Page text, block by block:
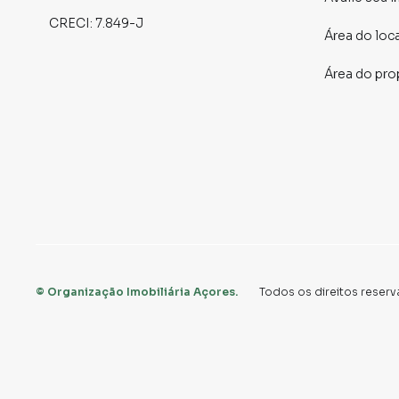
metros de:
* Padarias, restaurantes, mercados e
* **A apenas 450 metros da Estação
Para obter informações adicionais, agendar
CRECI: 7.849-J
Área do
Área do
© Organização Imobiliária Açores. Todos os direitos